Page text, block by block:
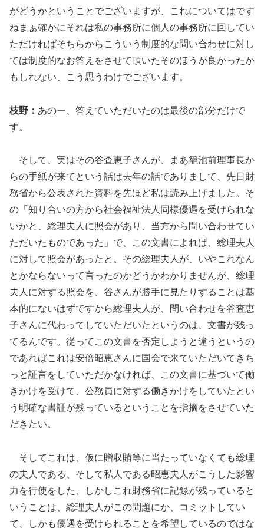
がどうかということでございますが、これについてはです
ねまぁ確かにそれは私の事務所に個人の事務所に回してい
ただければそちらからこういう制度的な問い合わせに対し
ては制度的なお答えをさせて頂いたそのほうが良かったか
もしれない、こう思うわけでございます。
枝野： あのー、答えていただいたのは最後の部分だけで
す。
そして、実はその谷査恵子さんが、まあ籠池前理事長か
らの手紙が来てという話は去年の話でありまして、先日財
務省から公表された資料を先ほど私は読み上げました。そ
の「知り合いの方から社会福祉法人同様優遇を受けられな
いかと、総理夫人に照会があり、当方から問い合わせてい
ただいたものであった」で、この文書によれば、総理夫人
に対して照会があったと。その総理夫人が、いやこれなん
とかならないって言ったのかどうかわかりませんが、総理
夫人に対する照会を、谷さんが勝手に見たりすることは基
本的にないはずですから総理夫人が、問い合わせを谷査恵
子さんに代わってしていただいたというのは、文書が残っ
てるんです。従ってこの文書を否定しようと違うというの
であればこれは安倍昭恵さんに国会で来ていただいてきち
っと証言をしていただかなければ、この文書に基づいて働
きかけを受けて、公務員に対する働きかけをしていたとい
う明確な書証が残っているということを指摘をさせていた
だきたい。
そしてこれは、仮に贈収賄等に当たっていなくても総理
の夫人である、そして私人である昭恵夫人がこうした影響
力を行使をした、しかしこれ財務省に記録が残っていると
いうことは、総理夫人がこの問題にか、コミットしてい
て、しかも優遇を受けられることを希望しているのではな